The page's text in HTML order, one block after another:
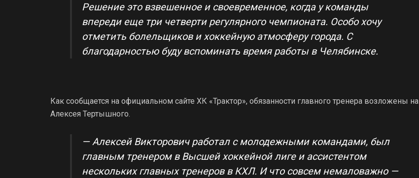
Решение это взвешенное и своевременное, когда у команды
впереди еще три четверти регулярного чемпионата. Особо хочу
отметить болельщиков и хоккейную атмосферу города. С
благодарностью буду вспоминать время работы в Челябинске.
Как сообщается на официальном сайте ХК «Трактор», обязанности главного тренера возложены на
Алексея Тертышного.
— Алексей Викторович работал с молодежными командами, был
главным тренером в Высшей хоккейной лиге и ассистентом
нескольких главных тренеров в КХЛ. И что совсем немаловажно —